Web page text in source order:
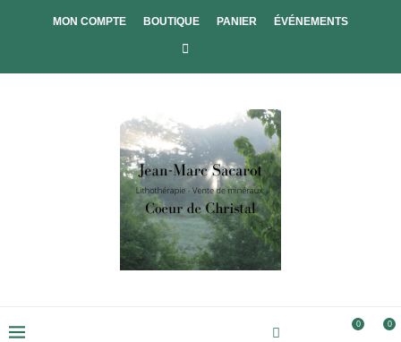
MON COMPTE BOUTIQUE PANIER ÉVÉNEMENTS
0 0